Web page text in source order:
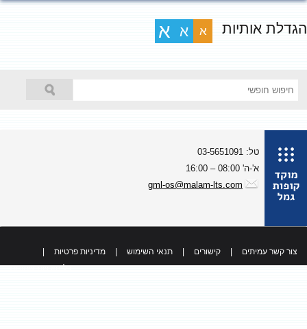
אותיות א א א
טל: 03-5651091
א'-ה' 08:00 – 16:00
gml-os@malam-lts.com
צור קשר עמיתים קישורים תנאי השימוש מדיניות פרטיות
כל הזכויות שמורות